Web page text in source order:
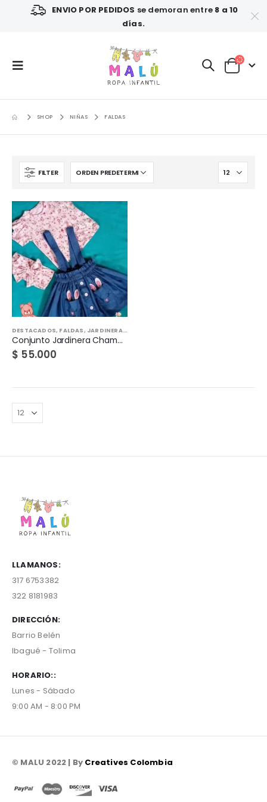
ENVIO POR PEDIDOS se demoran entre 8 a 10
días.
SHOP NIÑAS FALDAS
FILTER
DESTACADOS, FALDAS, JARDINERAS ,
Conjunto Jardinera Chambray
$ 55.000
LLAMANOS:
317 6753382
322 8181983
DIRECCIÓN:
Barrio Belén
Ibagué - Tolima
HORARIO::
Lunes - Sábado
9:00 AM - 8:00 PM
© MALU 2022 | By Creatives Colombia